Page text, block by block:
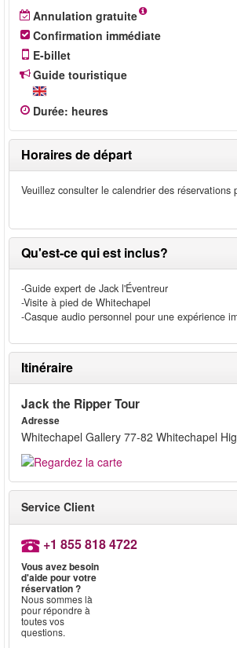
Annulation gratuite
Confirmation immédiate
E-billet
Guide touristique
Durée: heures
Horaires de départ
Veuillez consulter le calendrier des réservations
Qu'est-ce qui est inclus?
-Guide expert de Jack l'Éventreur
-Visite à pied de Whitechapel
-Casque audio personnel pour une expérience
Itinéraire
Jack the Ripper Tour
Adresse
Whitechapel Gallery 77-82 Whitechapel
Service Client
+1 855 818 4722
Vous avez besoin
d'aide pour votre
réservation ?
Nous sommes là
pour répondre à
toutes vos
questions.